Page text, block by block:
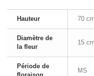
Hauteur 70 cm
Diamètre de
la fleur
15 cm
Période de
MS